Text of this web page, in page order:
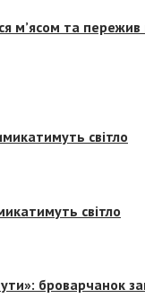
м’ясом та пережив
світло
світло
броварчанок